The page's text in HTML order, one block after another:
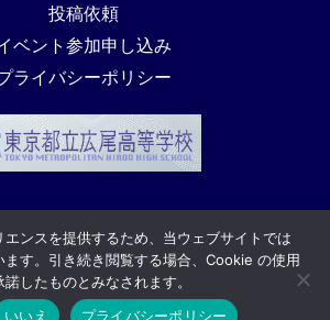
投稿依頼
ベント参加申し込み
ライバシーポリシー
泰山木-都立広尾高校同窓会
エンスを提供するため、当ウェブサイトでは
す。引き続き閲覧する場合、Cookie の使用
諾したものとみなされます。
いいえ プライバシーポリシー